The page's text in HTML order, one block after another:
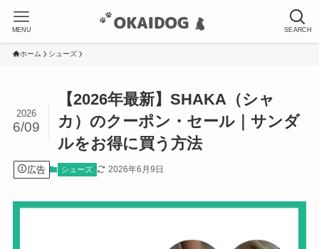
SEARCH
MENU
ホーム シューズ
【2026年最新】SHAKA（シャ
カ）のクーポン・セール｜サンダ
ルをお得に買う方法
2026
6/09
広告 シューズ 2026年6月9日